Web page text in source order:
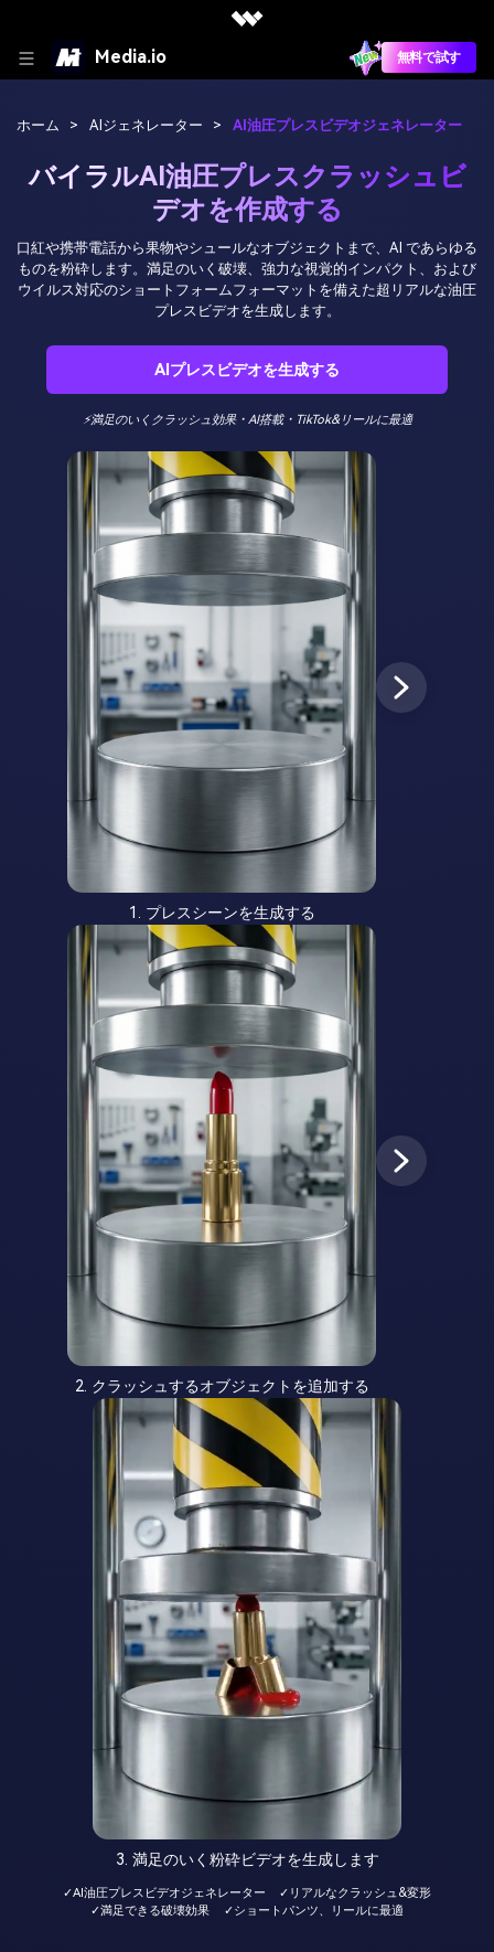
Media.io 無料で試す
ホーム > AIジェネレーター > AI油圧プレスビデオジェネレーター
バイラルAI油圧プレスクラッシュビ
デオを作成する
口紅や携帯電話から果物やシュールなオブジェクトまで、AI であらゆる
ものを粉砕します。満足のいく破壊、強力な視覚的インパクト、および
ウイルス対応のショートフォームフォーマットを備えた超リアルな油圧
プレスビデオを生成します。
AIプレスビデオを生成する
⚡満足のいくクラッシュ効果・AI搭載・TikTok&リールに最適
1. プレスシーンを生成する
2. クラッシュするオブジェクトを追加する
3. 満足のいく粉砕ビデオを生成します
✓AI油圧プレスビデオジェネレーター
✓リアルなクラッシュ&変形
✓満足できる破壊効果
✓ショートパンツ、リールに最適